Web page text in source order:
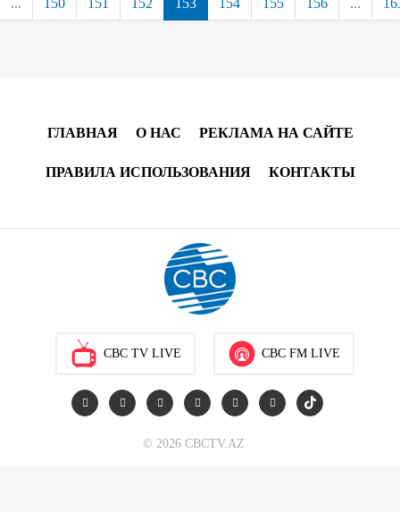
ГЛАВНАЯ О НАС РЕКЛАМА НА САЙТЕ
ПРАВИЛА ИСПОЛЬЗОВАНИЯ КОНТАКТЫ
CBC TV LIVE CBC FM LIVE
© 2026 CBCTV.AZ